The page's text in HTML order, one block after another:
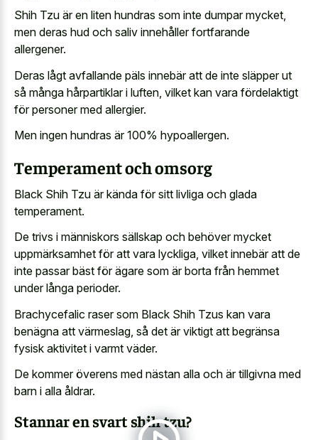
Shih Tzu är en liten hundras som inte dumpar mycket,
men deras hud och saliv innehåller fortfarande
allergener.
Deras lågt avfallande päls innebär att de inte släpper ut
så många hårpartiklar i luften, vilket kan vara fördelaktigt
för personer med allergier.
Men ingen hundras är 100% hypoallergen.
Temperament och omsorg
Black Shih Tzu är kända för sitt livliga och glada
temperament.
De trivs i människors sällskap och behöver mycket
uppmärksamhet för att vara lyckliga, vilket innebär att de
inte passar bäst för ägare som är borta från hemmet
under långa perioder.
Brachycefalic raser som Black Shih Tzus kan vara
benägna att värmeslag, så det är viktigt att begränsa
fysisk aktivitet i varmt väder.
De kommer överens med nästan alla och är tillgivna med
barn i alla åldrar.
Stannar en svart shih tzu?